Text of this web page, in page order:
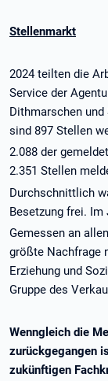
Stellenmarkt
2024 teilten die
Service der
Dithmarschen
sind 897 Stellen
2.088 der
2.351 Stellen
Durchschnittlich
Besetzung frei. Im
Gemessen an
größte Nachfrage
Erziehung und
Gruppe des
Wenngleich die
zurückgegangen
zukünftigen